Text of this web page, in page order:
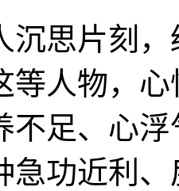
沉思片刻
等人物，
不足、心
急功近利